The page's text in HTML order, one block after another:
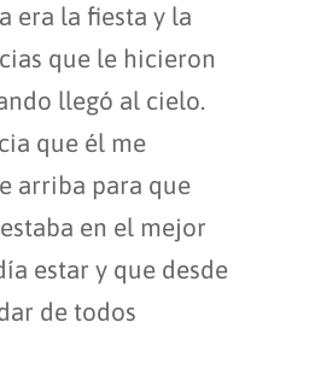
era la fiesta y la
que le hicieron
llegó al cielo.
que él me
arriba para que
en el mejor
estar y que desde
de todos